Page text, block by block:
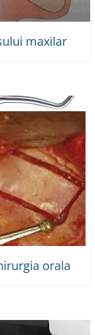
maxilar
orala